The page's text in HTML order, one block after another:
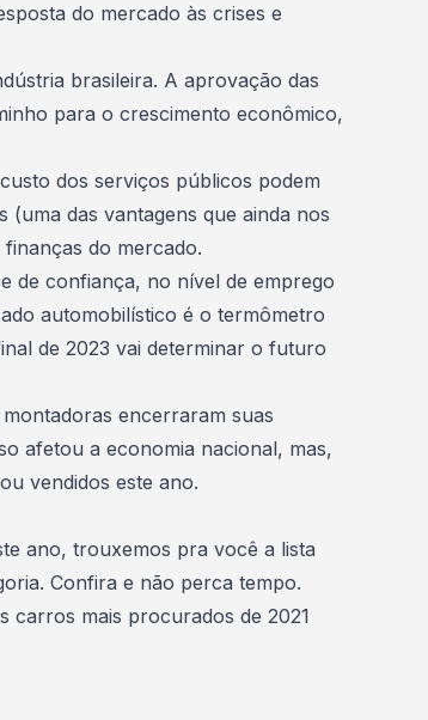
do mercado às crises e
brasileira. A aprovação das
para o crescimento econômico,
dos serviços públicos podem
das vantagens que ainda nos
do mercado.
de confiança, no nível de emprego
automobilístico é o termômetro
de 2023 vai determinar o futuro
encerraram suas
afetou a economia nacional, mas,
vendidos este ano.
ano, trouxemos pra você a lista
Confira e não perca tempo.
carros mais procurados de 2021